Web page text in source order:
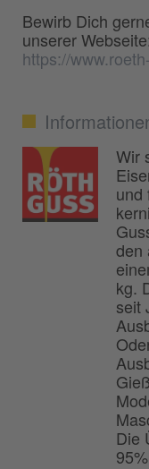
Bewirb Dich
unserer
https://
Wir
und
den
kg.
seit
Die